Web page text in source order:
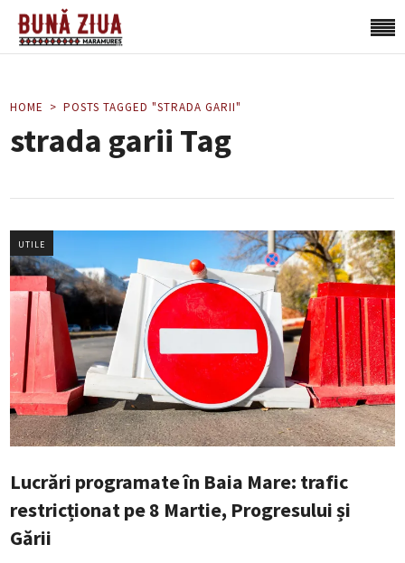
HOME POSTS TAGGED "STRADA GARII"
strada garii Tag
UTILE
Lucrări programate în Baia Mare: trafic
restricționat pe 8 Martie, Progresului și
Gării